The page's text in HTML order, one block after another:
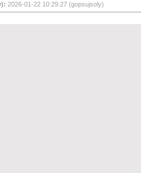
2026-01-22 10:29:27 (gopsujsoly)